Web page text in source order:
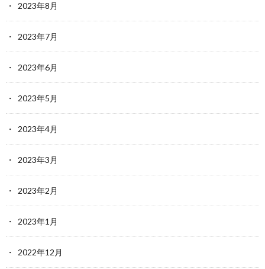
2023年8月
2023年7月
2023年6月
2023年5月
2023年4月
2023年3月
2023年2月
2023年1月
2022年12月